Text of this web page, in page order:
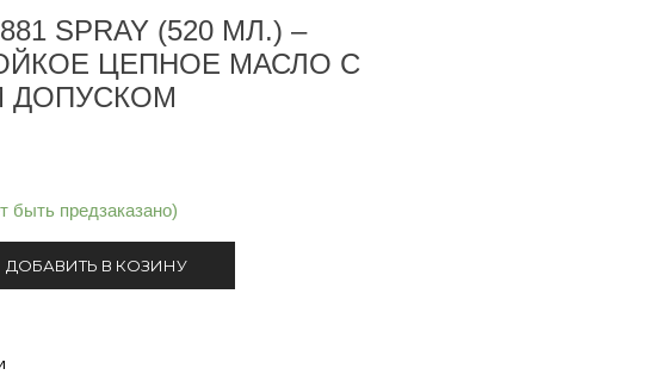
SPRAY (520 МЛ.) –
ЦЕПНОЕ МАСЛО С
быть предзаказано)
ДОБАВИТЬ В КОЗИНУ